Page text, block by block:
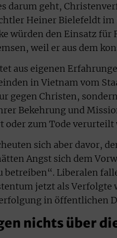
darum geht,
Heiner Bielefeldt
würden den Einsatz
weil er aus dem
aus eigenen
in Vietnam vom
gegen Christen,
Bekehrung und
zum Tode verurteilt
sich aber davor,
Angst sich dem
Liberalen
jetzt als
in öffentlichen
nichts über